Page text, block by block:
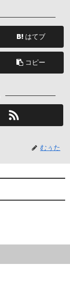
はてブ
コピー
むぅた